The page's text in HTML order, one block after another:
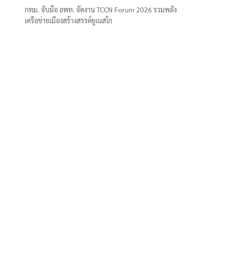
กทม. จับมือ อพท. จัดงาน TCCN Forum 2026 รวมพลัง
เครือข่ายเมืองสร้างสรรค์ยูเนสโก